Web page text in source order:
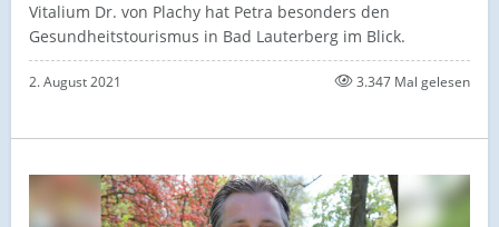
Vitalium Dr. von Plachy hat Petra besonders den
Gesundheitstourismus in Bad Lauterberg im Blick.
2. August 2021 3.347 Mal gelesen